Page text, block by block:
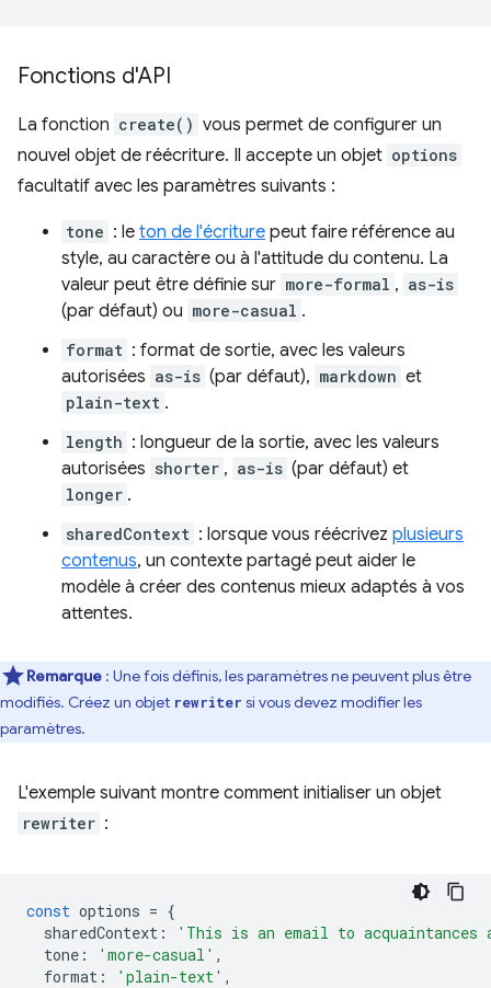
Fonctions d'API
La fonction create() vous permet de configurer un
nouvel objet de réécriture. Il accepte un objet options
facultatif avec les paramètres suivants :
tone : le ton de l'écriture peut faire référence au
style, au caractère ou à l'attitude du contenu. La
valeur peut être définie sur more-formal , as-is
(par défaut) ou more-casual .
format : format de sortie, avec les valeurs
autorisées as-is (par défaut), markdown et
plain-text .
length : longueur de la sortie, avec les valeurs
autorisées shorter , as-is (par défaut) et
longer .
sharedContext : lorsque vous réécrivez plusieurs
contenus, un contexte partagé peut aider le
modèle à créer des contenus mieux adaptés à vos
attentes.
Remarque : Une fois définis, les paramètres ne peuvent plus être
modifiés. Créez un objet rewriter si vous devez modifier les
paramètres.
L'exemple suivant montre comment initialiser un objet
rewriter :
const options = {
sharedContext :
'This is an email to acquaintances
tone : 'more-casual' ,
format : 'plain-text' ,